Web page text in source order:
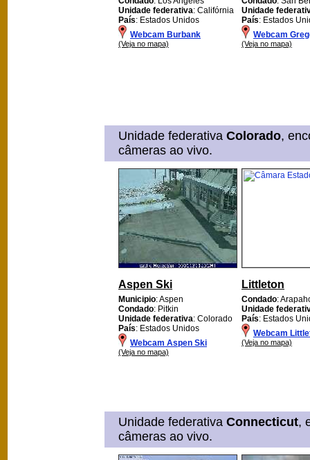
Unidade federativa: Califórnia
País: Estados Unidos
Webcam Burbank
(Veja no mapa)
Unidade
País: Estados
Webcam
(Veja no mapa)
Unidade federativa Colorado,
câmeras ao vivo.
Aspen Ski
Municipio: Aspen
Condado: Pitkin
Unidade federativa: Colorado
País: Estados Unidos
Webcam Aspen Ski
(Veja no mapa)
Littleton
Condado:
Unidade
País: Estados
Webcam
(Veja no mapa)
Unidade federativa Connecticut,
câmeras ao vivo.